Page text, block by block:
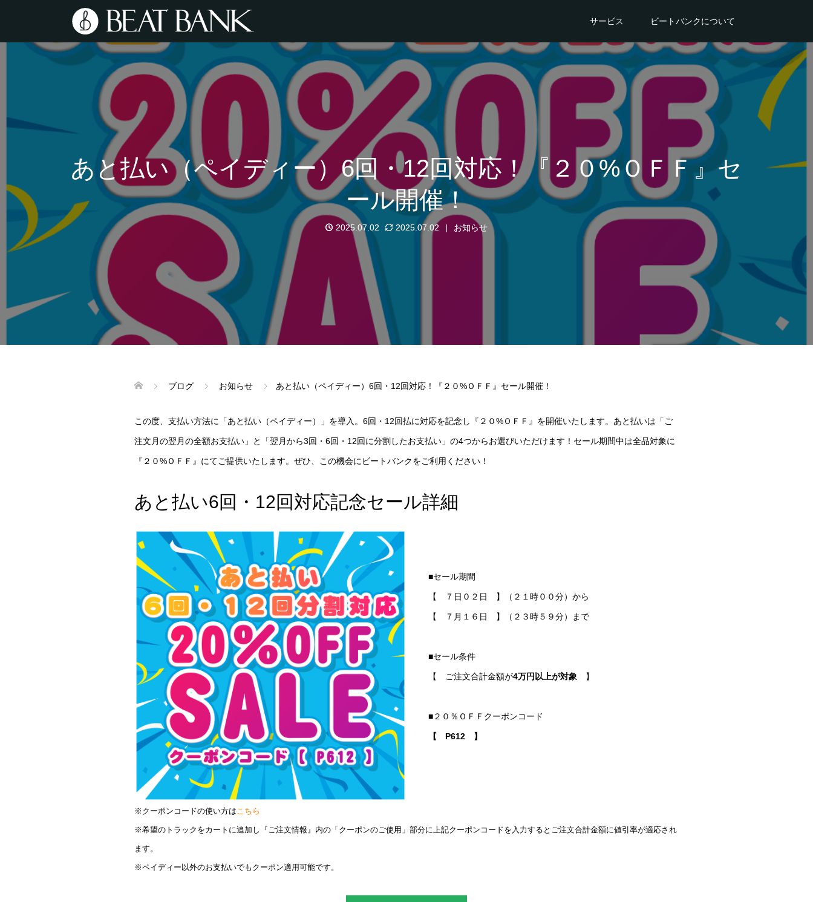
サービス ビートバンクについて
あと払い（ペイディー）6回・12回対応！『２０%ＯＦＦ』セ
ール開催！
2025.07.02 2025.07.02 お知らせ
ブログ お知らせ あと払い（ペイディー）6回・12回対応！『２０%ＯＦＦ』セール開催！
この度、支払い方法に「あと払い（ペイディー）」を導入。6回・12回払に対応を記念し『２０%ＯＦＦ』を開催いたします。あと払いは「ご
注文月の翌月の全額お支払い」と「翌月から3回・6回・12回に分割したお支払い」の4つからお選びいただけます！セール期間中は全品対象に
『２０%ＯＦＦ』にてご提供いたします。ぜひ、この機会にビートバンクをご利用ください！
あと払い6回・12回対応記念セール詳細
■セール期間
【 ７日０２日 】（２１時００分）から
【 ７月１６日 】（２３時５９分）まで
■セール条件
【 ご注文合計金額が4万円以上が対象 】
■２０％ＯＦＦクーポンコード
【 P612 】
※クーポンコードの使い方はこちら
※希望のトラックをカートに追加し『ご注文情報』内の「クーポンのご使用」部分に上記クーポンコードを入力するとご注文合計金額に値引率が適応され
ます。
※ペイディー以外のお支払いでもクーポン適用可能です。